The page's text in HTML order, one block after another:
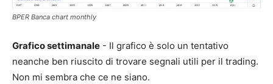
BPER Banca chart monthly
Grafico settimanale - Il grafico è solo un tentativo
neanche ben riuscito di trovare segnali utili per il trading.
Non mi sembra che ce ne siano.